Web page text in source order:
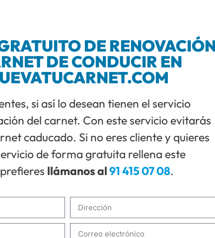
DE
DE CONDUCIR EN
si así lo desean tienen el servicio
del carnet. Con este servicio evitarás
caducado. Si no eres cliente y quieres
de forma gratuita rellena este
llámanos al91 415 07 08.